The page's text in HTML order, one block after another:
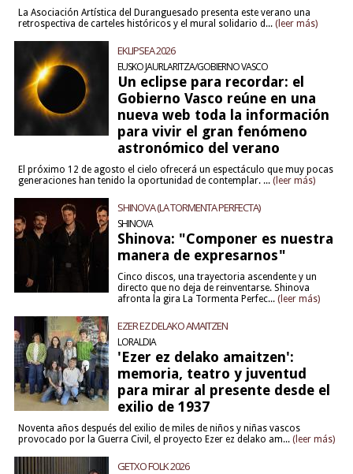
La Asociación Artística del Duranguesado presenta este verano una
retrospectiva de carteles históricos y el mural solidario d... (leer más)
EKLIPSEA 2026
EUSKO JAURLARITZA/GOBIERNO VASCO
Un eclipse para recordar: el
Gobierno Vasco reúne en una
nueva web toda la información
para vivir el gran fenómeno
astronómico del verano
El próximo 12 de agosto el cielo ofrecerá un espectáculo que muy pocas
generaciones han tenido la oportunidad de contemplar. ... (leer más)
SHINOVA (LA TORMENTA PERFECTA)
SHINOVA
Shinova: "Componer es nuestra
manera de expresarnos"
Cinco discos, una trayectoria ascendente y un
directo que no deja de reinventarse. Shinova
afronta la gira La Tormenta Perfec... (leer más)
EZER EZ DELAKO AMAITZEN
LORALDIA
'Ezer ez delako amaitzen':
memoria, teatro y juventud
para mirar al presente desde el
exilio de 1937
Noventa años después del exilio de miles de niños y niñas vascos
provocado por la Guerra Civil, el proyecto Ezer ez delako am... (leer más)
GETXO FOLK 2026